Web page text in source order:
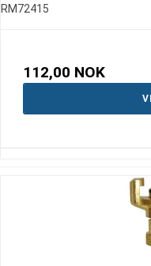
RM72415
112,00 NOK